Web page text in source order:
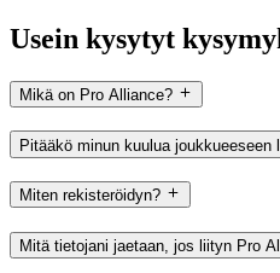
Usein kysytyt
Mikä on Pro Alliance?
Pitääkö minun kuulua
Miten rekisteröidyn?
Mitä tietojani jaetaan, jos liityn Pro